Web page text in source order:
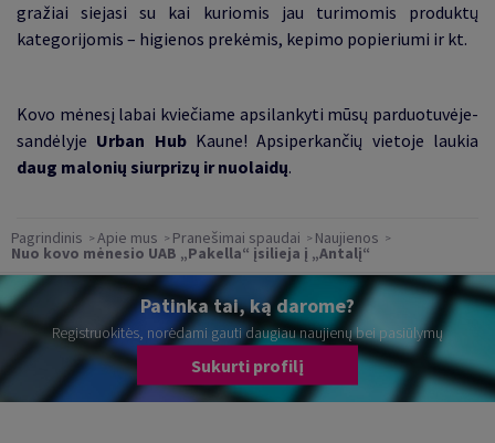
gražiai siejasi su kai kuriomis jau turimomis produktų
kategorijomis – higienos prekėmis, kepimo popieriumi ir kt.
Kovo mėnesį labai kviečiame apsilankyti mūsų parduotuvėje-
sandėlyje Urban HubKaune! Apsiperkančių vietoje laukia
daug malonių siurprizų ir nuolaidų.
Pagrindinis Apie mus Pranešimai spaudai Naujienos
Nuo kovo mėnesio UAB „Pakella“ įsilieja į „Antalį“
Patinka tai, ką darome?
Registruokitės, norėdami gauti daugiau naujienų bei pasiūlymų
Sukurti profilį